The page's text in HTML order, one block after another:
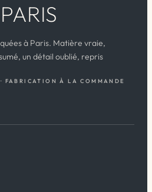
PARIS
à Paris. Matière vraie,
un détail oublié, repris
FABRICATION À LA COMMANDE